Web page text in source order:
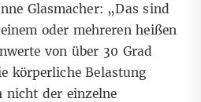
Glasmacher: „Das sind
oder mehreren heißen
von über 30 Grad
körperliche Belastung
nicht der einzelne